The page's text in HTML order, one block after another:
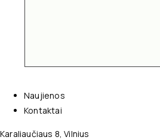
Naujienos
Kontaktai
Karaliaučiaus 8, Vilnius